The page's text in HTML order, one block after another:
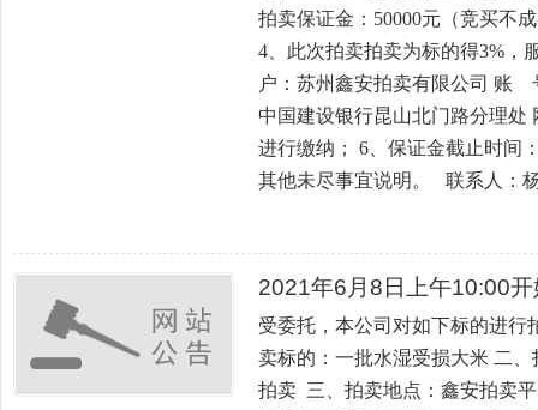
拍卖保证金：50000元（竞买不
4、此次拍卖拍卖为标的得3%，
户：苏州鑫安拍卖有限公司 账
中国建设银行昆山北门路分理处
进行缴纳； 6、保证金截止时间
其他未尽事宜说明。 联系人：
2021年6月8日上午10:00
受委托，本公司对如下标的进行
卖标的：一批水湿受损大米 二、
拍卖 三、拍卖地点：鑫安拍卖